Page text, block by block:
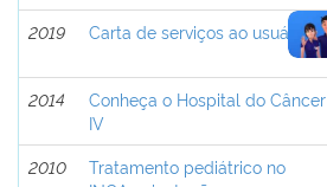
2019 Carta de serviços ao usuário
2014
Conheça o Hospital do Câncer
IV
2010
Tratamento pediátrico no